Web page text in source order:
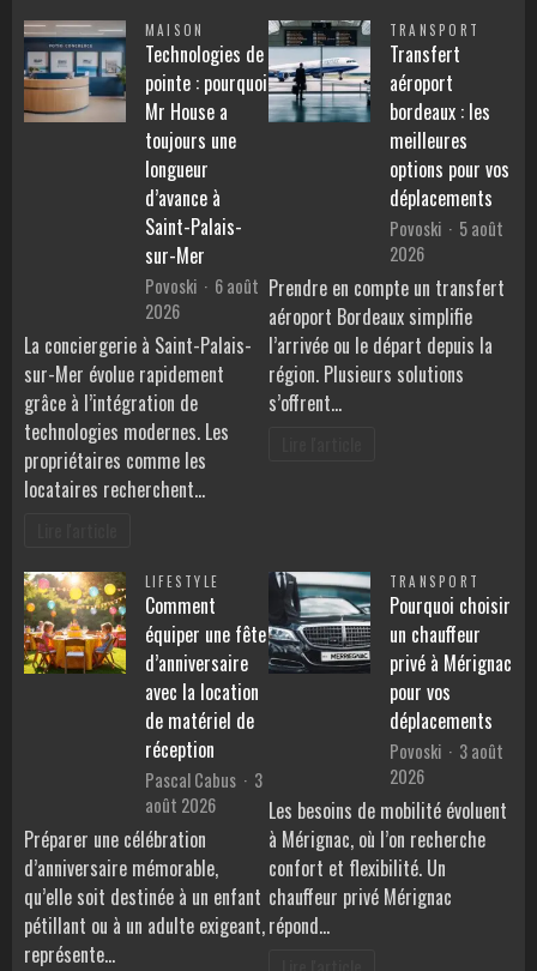
MAISON
Technologies de
pointe : pourquoi
Mr House a
toujours une
longueur
d’avance à
Saint-Palais-
sur-Mer
Povoski
6 août
2026
La conciergerie à Saint-Palais-
sur-Mer évolue rapidement
grâce à l’intégration de
technologies modernes. Les
propriétaires comme les
locataires recherchent…
TRANSPORT
Transfert
aéroport
bordeaux : les
meilleures
options pour vos
déplacements
Povoski
5 août
2026
Prendre en compte un transfert
aéroport Bordeaux simplifie
l’arrivée ou le départ depuis la
région. Plusieurs solutions
s’offrent…
LIFESTYLE
Comment
équiper une fête
d’anniversaire
avec la location
de matériel de
réception
Pascal Cabus
3
août 2026
Préparer une célébration
d’anniversaire mémorable,
qu’elle soit destinée à un enfant
pétillant ou à un adulte exigeant,
représente…
TRANSPORT
Pourquoi choisir
un chauffeur
privé à Mérignac
pour vos
déplacements
Povoski
3 août
2026
Les besoins de mobilité évoluent
à Mérignac, où l’on recherche
confort et flexibilité. Un
chauffeur privé Mérignac
répond…